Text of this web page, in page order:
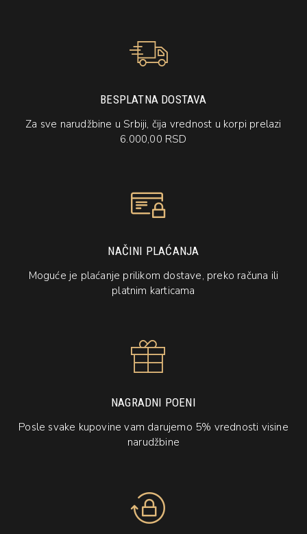
BESPLATNA DOSTAVA
Za sve narudžbine u Srbiji, čija vrednost u korpi prelazi
6.000,00 RSD
NAČINI PLAĆANJA
Moguće je plaćanje prilikom dostave, preko računa ili
platnim karticama
NAGRADNI POENI
Posle svake kupovine vam darujemo 5% vrednosti visine
narudžbine